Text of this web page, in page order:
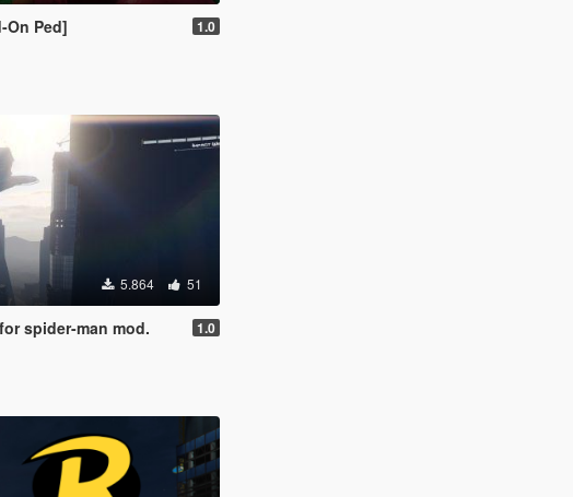
On Ped] 1.0
5.864 51
spider-man mod. 1.0